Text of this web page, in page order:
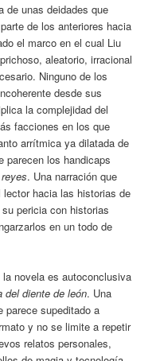
de unas deidades que
de los anteriores hacia
el marco en el cual Liu
aleatorio, irracional
Ninguno de los
desde sus
la complejidad del
facciones en los que
arrítmica ya dilatada de
los handicaps
. Una narración que
hacia las historias de
pericia con historias
en un todo de
novela es autoconclusiva
del diente de león. Una
parece supeditado a
y no se limite a repetir
relatos personales,